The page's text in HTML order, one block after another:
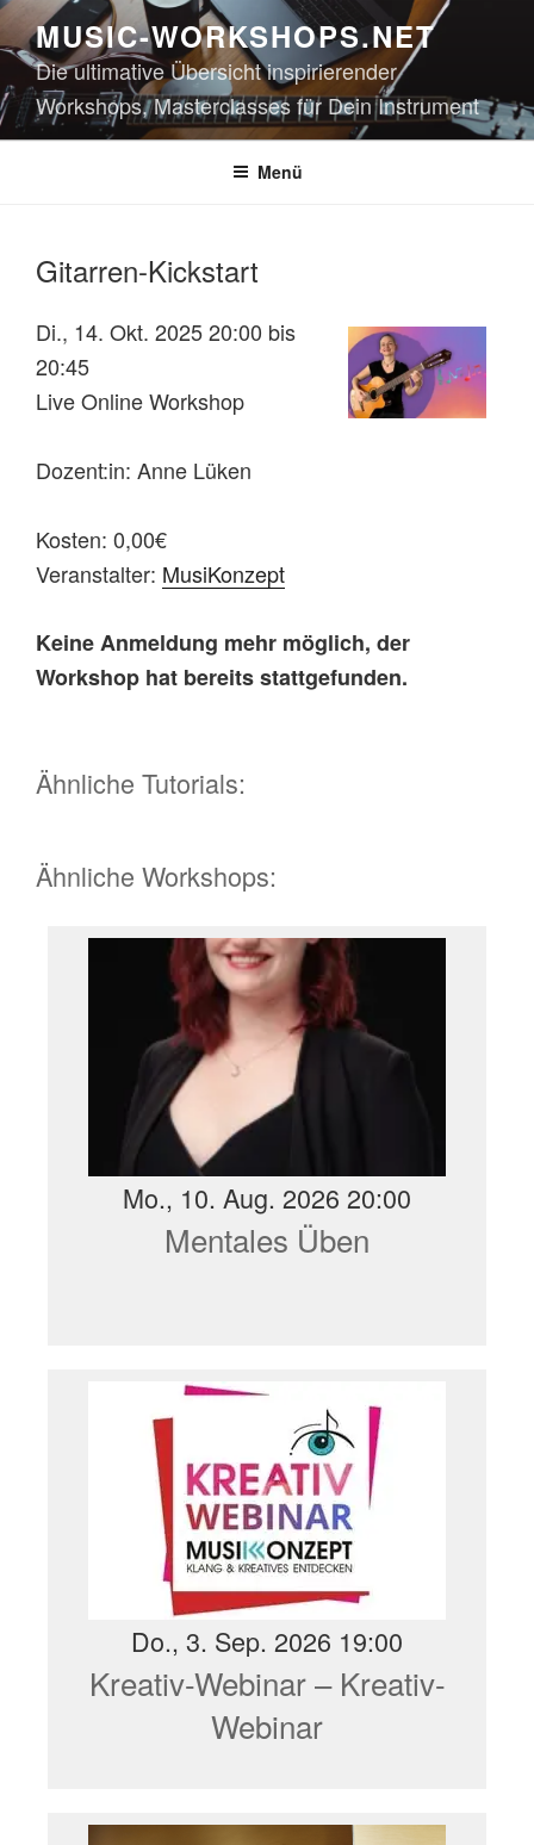
Zum
Inhalt
springen
MUSIC-WORKSHOPS.NET
Die ultimative Übersicht inspirierender
Workshops, Masterclasses für Dein Instrument
Menü
Gitarren-Kickstart
Di., 14. Okt. 2025 20:00 bis
20:45
Live Online Workshop
Dozent:in: Anne Lüken
Kosten: 0,00€
Veranstalter: MusiKonzept
Keine Anmeldung mehr möglich, der
Workshop hat bereits stattgefunden.
Ähnliche Tutorials:
Ähnliche Workshops:
Mo., 10. Aug. 2026 20:00
Mentales Üben
Do., 3. Sep. 2026 19:00
Kreativ-Webinar – Kreativ-
Webinar